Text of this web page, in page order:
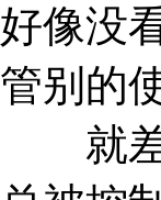
好像没
管别的
就差